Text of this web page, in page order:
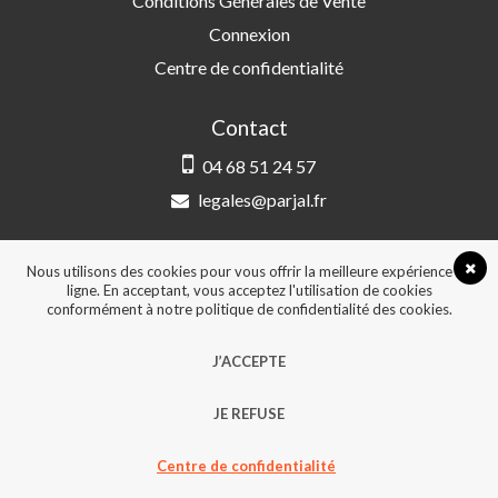
Connexion
Centre de confidentialité
Contact
04 68 51 24 57
legales@parjal.fr
3 Rue Saint-Amand, 66000 Perpignan
© 2026, Tous droits réservés - Design &
Nous utilisons des cookies pour vous offrir la meilleure expérience en
ligne. En acceptant, vous acceptez l'utilisation de cookies
conformément à notre politique de confidentialité des cookies.
J’ACCEPTE
JE REFUSE
Centre de confidentialité